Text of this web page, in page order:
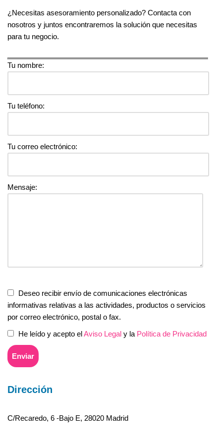
¿Necesitas asesoramiento personalizado? Contacta con
nosotros y juntos encontraremos la solución que necesitas
para tu negocio.
Tu nombre:
Tu teléfono:
Tu correo electrónico:
Mensaje:
Deseo recibir envío de comunicaciones electrónicas
informativas relativas a las actividades, productos o servicios
por correo electrónico, postal o fax.
He leído y acepto elAviso Legal y la Política de Privacidad
Dirección
C/Recaredo, 6 -Bajo E, 28020 Madrid